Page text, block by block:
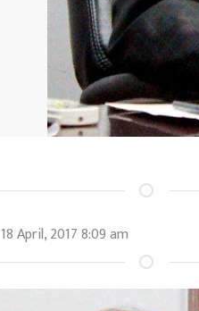
18 April, 2017 8:09 am